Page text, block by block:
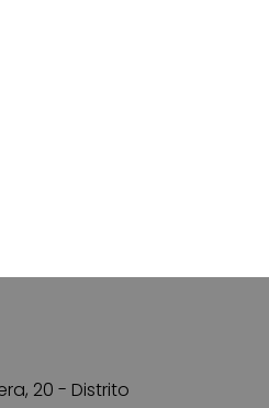
20 - Distrito